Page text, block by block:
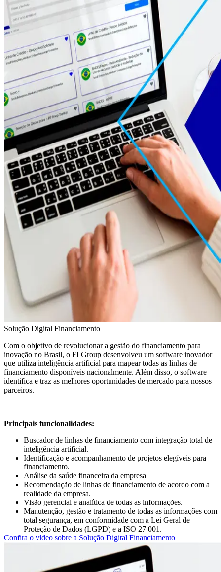
Solução Digital Financiamento
Com o objetivo de revolucionar a gestão do financiamento para
inovação no Brasil, o FI Group desenvolveu um software inovador
que utiliza inteligência artificial para mapear todas as linhas de
financiamento disponíveis nacionalmente. Além disso, o software
identifica e traz as melhores oportunidades de mercado para nossos
parceiros.
Principais funcionalidades:
Buscador de linhas de financiamento com integração total de
inteligência artificial.
Identificação e acompanhamento de projetos elegíveis para
financiamento.
Análise da saúde financeira da empresa.
Recomendação de linhas de financiamento de acordo com a
realidade da empresa.
Visão gerencial e analítica de todas as informações.
Manutenção, gestão e tratamento de todas as informações com
total segurança, em conformidade com a Lei Geral de
Proteção de Dados (LGPD) e a ISO 27.001.
Confira o vídeo sobre a Solução Digital Financiamento